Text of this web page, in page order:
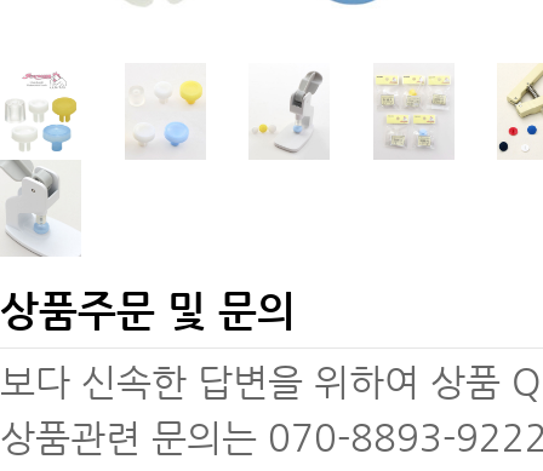
상품주문 및 문의
보다 신속한 답변을 위하여 상품
상품관련 문의는 070-8893-